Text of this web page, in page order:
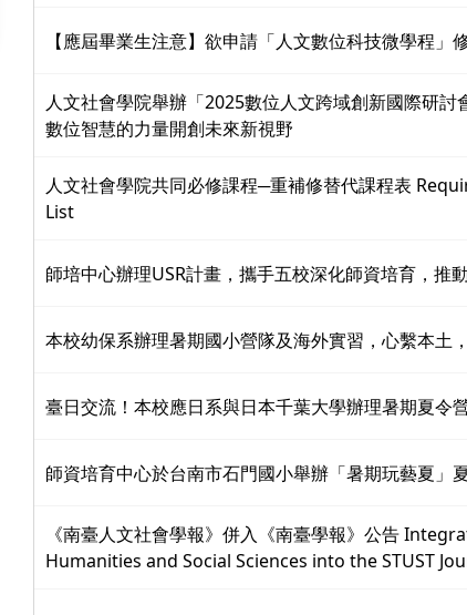
【應屆畢業生注意】欲申請「人文數位科技微學程」
人文社會學院舉辦「2025數位人文跨域創新國際研
數位智慧的力量開創未來新視野
人文社會學院共同必修課程─重補修替代課程表
List
師培中心辦理USR計畫，攜手五校深化師資培育，推
本校幼保系辦理暑期國小營隊及海外實習，心繫本土
臺日交流！本校應日系與日本千葉大學辦理暑期夏令
師資培育中心於台南市石門國小舉辦「暑期玩藝夏」
《南臺人文社會學報》併入《南臺學報》公告
Humanities and Social Sciences into the STUST